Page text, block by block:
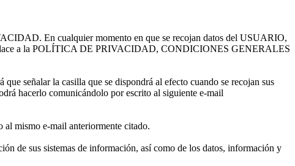
En cualquier momento en que se recojan datos del USUARIO,
enlace a la POLÍTICA DE PRIVACIDAD, CONDICIONES GENERALES
señalar la casilla que se dispondrá al efecto cuando se recojan sus
hacerlo comunicándolo por escrito al siguiente e-mail
mismo e-mail anteriormente citado.
de sus sistemas de información, así como de los datos, información y